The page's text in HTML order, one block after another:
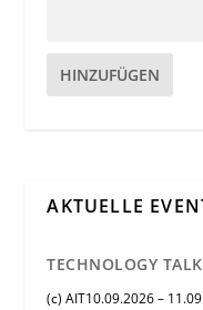
HINZUFÜGEN
AKTUELLE
TECHNOLOGY
(c) AIT10.09.2026 –